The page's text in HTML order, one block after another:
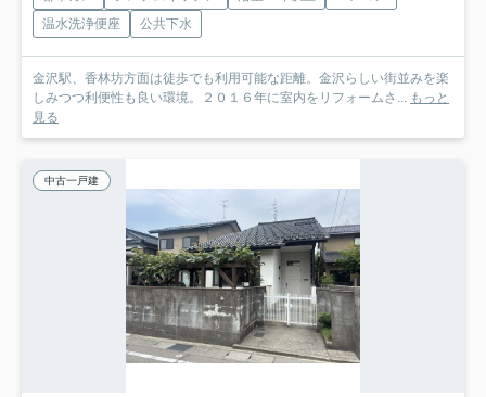
温水洗浄便座
公共下水
金沢駅、香林坊方面は徒歩でも利用可能な距離。金沢らしい街並みを楽
しみつつ利便性も良い環境。２０１６年に室内をリフォームさ... もっと
見る
中古一戸建